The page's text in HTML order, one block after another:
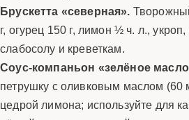
Брускетта «северная».
г, огурец 150 г, лимон ½ ч. л.,
слабосолу и креветкам.
Соус-компаньон «зелёное
петрушку с оливковым маслом (60
цедрой лимона; используйте для